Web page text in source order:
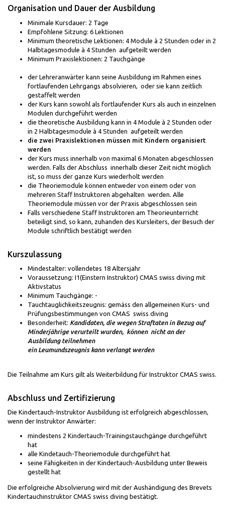
Organisation und Dauer der Ausbildung
Minimale Kursdauer: 2 Tage
Empfohlene Sitzung: 6 Lektionen
Minimum theoretische Lektionen: 4 Module à 2 Stunden oder in 2
Halbtagesmodule à 4 Stunden aufgeteilt werden
Minimum Praxislektionen: 2 Tauchgänge
der Lehreranwärter kann seine Ausbildung im Rahmen eines
fortlaufenden Lehrgangs absolvieren, oder sie kann zeitlich
gestaffelt werden
der Kurs kann sowohl als fortlaufender Kurs als auch in einzelnen
Modulen durchgeführt werden
die theoretische Ausbildung kann in 4 Module à 2 Stunden oder
in 2 Halbtagesmodule à 4 Stunden aufgeteilt werden
die zwei Praxislektionen müssen mit Kindern organisiert
werden
der Kurs muss innerhalb von maximal 6 Monaten abgeschlossen
werden. Falls der Abschluss innerhalb dieser Zeit nicht möglich
ist, so muss der ganze Kurs wiederholt werden
die Theoriemodule können entweder von einem oder von
mehreren Staff Instruktoren abgehalten werden. Alle
Theoriemodule müssen vor der Praxis abgeschlossen sein
Falls verschiedene Staff Instruktoren am Theorieunterricht
beteiligt sind, so kann, zuhanden des Kursleiters, der Besuch der
Module schriftlich bestätigt werden
Kurszulassung
Mindestalter: vollendetes 18 Altersjahr
Voraussetzung: I1(Einstern Instruktor) CMAS swiss diving mit
Aktivstatus
Minimum Tauchgänge: -
Tauchtauglichkeitszeugnis: gemäss den allgemeinen Kurs- und
Prüfungsbestimmungen von CMAS swiss diving
Besonderheit: Kandidaten, die wegen Straftaten in Bezug auf
Minderjährige verurteilt wurden, können nicht an der
Ausbildung teilnehmen
ein Leumundszeugnis kann verlangt werden
Die Teilnahme am Kurs gilt als Weiterbildung für Instruktor CMAS swiss.
Abschluss und Zertifizierung
Die Kindertauch-Instruktor Ausbildung ist erfolgreich abgeschlossen,
wenn der Instruktor Anwärter:
mindestens 2 Kindertauch-Trainingstauchgänge durchgeführt
hat
alle Kindetauch-Theoriemodule durchgeführt hat
seine Fähigkeiten in der Kindertauch-Ausbildung unter Beweis
gestellt hat
Die erfolgreiche Absolvierung wird mit der Aushändigung des Brevets
Kindertauchinstruktor CMAS swiss diving bestätigt.